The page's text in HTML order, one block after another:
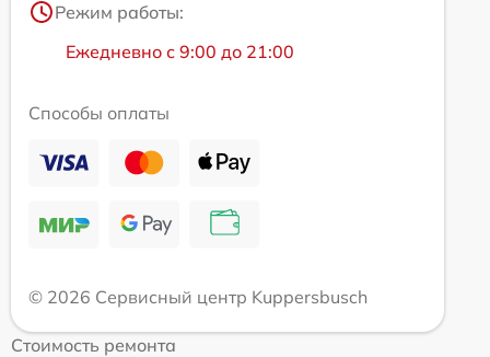
Режим работы:
Ежедневно с 9:00 до 21:00
Способы оплаты
© 2026 Сервисный центр Kuppersbusch
Стоимость ремонта